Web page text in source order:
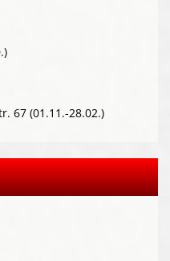
67 (01.11.-28.02.)